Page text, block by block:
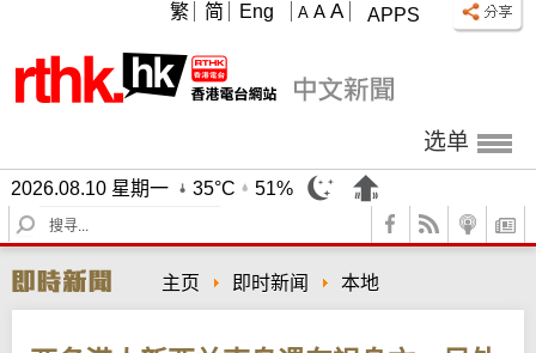
APPS
A A A
繁 简 Eng
选单
2026.08.10 星期一 35°C
51%
S
e
r
c
主页 即时新闻 本地